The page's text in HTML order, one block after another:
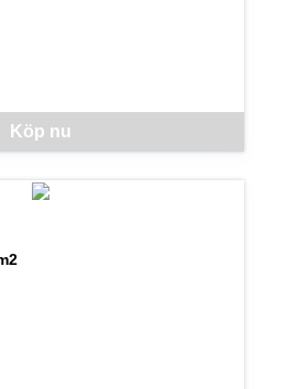
beställa via webben just nu, vänligen
Köp nu